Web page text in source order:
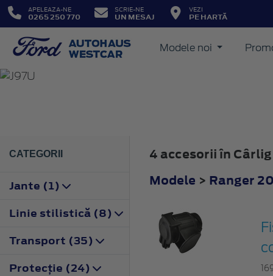
APELEAZA-NE
0265 250 770
SCRIE-NE
UN MESAJ
VEZI
PE HARTĂ
Modele noi
RANGER
CATEGORII
Jante (1)
Linie stilistică (8)
Transport (35)
Protecţie (24)
4 accesorii în
Modele > Ranger